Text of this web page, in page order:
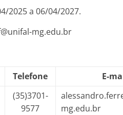
2025 a 06/04/2027.
@unifal-mg.edu.br
Telefone
E-
(35)3701-
9577
mg.edu.br